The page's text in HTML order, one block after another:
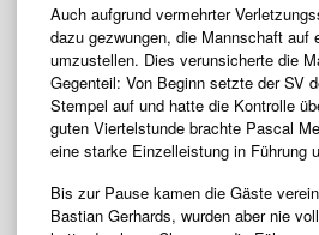
Auch aufgrund vermehrter
dazu gezwungen, die Mannschaft auf
umzustellen. Dies verunsicherte die
Gegenteil: Von Beginn setzte der SV
Stempel auf und hatte die Kontrolle
guten Viertelstunde brachte Pascal
eine starke Einzelleistung in Führung
Bis zur Pause kamen die Gäste
Bastian Gerhards, wurden aber nie